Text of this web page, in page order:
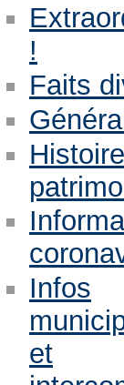
!
Faits
Infos
et